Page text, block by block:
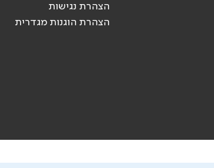
הצהרת נגישות
הצהרת הוגנות מגדרית